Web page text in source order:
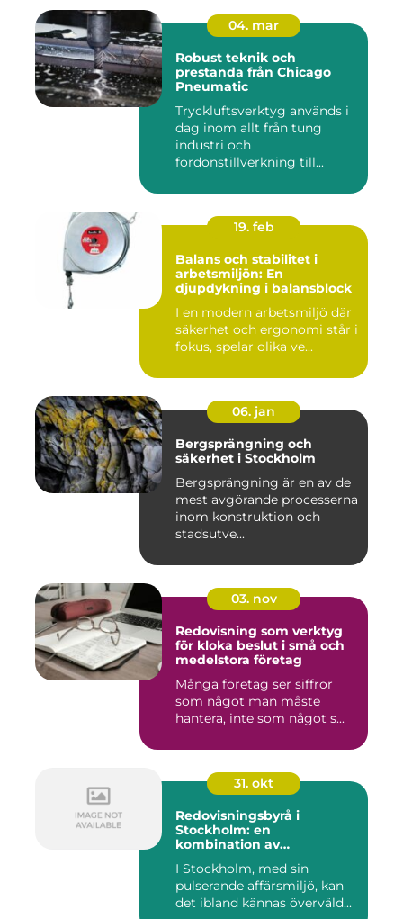
04. mar
Robust teknik och
prestanda från Chicago
Pneumatic
Tryckluftsverktyg används i
dag inom allt från tung
industri och
fordonstillverkning till...
19. feb
Balans och stabilitet i
arbetsmiljön: En
djupdykning i balansblock
I en modern arbetsmiljö där
säkerhet och ergonomi står i
fokus, spelar olika ve...
06. jan
Bergsprängning och
säkerhet i Stockholm
Bergsprängning är en av de
mest avgörande processerna
inom konstruktion och
stadsutve...
03. nov
Redovisning som verktyg
för kloka beslut i små och
medelstora företag
Många företag ser siffror
som något man måste
hantera, inte som något s...
31. okt
Redovisningsbyrå i
Stockholm: en
kombination av
personlig service
I Stockholm, med sin
pulserande affärsmiljö, kan
det ibland kännas överväld...